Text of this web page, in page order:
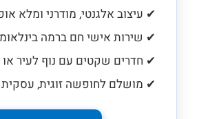
✔ עיצוב אלגנטי, מודרני ומלא
✔ שירות אישי חם ברמה
✔ חדרים שקטים עם נוף לעיר
✔ מושלם לחופשה זוגית,